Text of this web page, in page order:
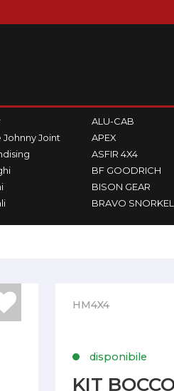
Johnny Joint
ALU-CAB
APEX
ASFIR 4X4
BF GOODRICH
BISON GEAR
BRAVO SNORKEL
HM4X4
disponibile
KIT